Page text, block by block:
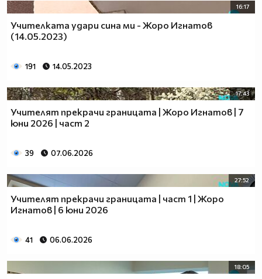
16:17
Учителката удари сина ми - Жоро Игнатов
(14.05.2023)
191 14.05.2023
17:43
Учителят прекрачи границата | Жоро Игнатов | 7
юни 2026 | част 2
39 07.06.2026
27:52
Учителят прекрачи границата | част 1 | Жоро
Игнатов | 6 юни 2026
41 06.06.2026
18:05